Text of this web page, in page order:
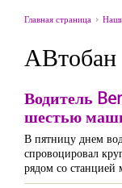
Главная страница
АВтобан
Водитель
шестью
В пятницу днем
спровоцировал
рядом со станцией